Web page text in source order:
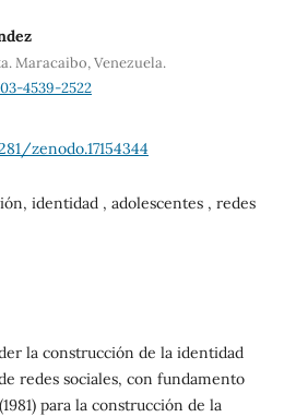
Maracaibo, Venezuela.
4539-2522
zenodo.17154344
identidad , adolescentes , redes
la construcción de la identidad
redes sociales, con fundamento
para la construcción de la